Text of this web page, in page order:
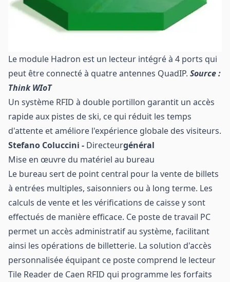
Le module Hadron est un lecteur intégré à 4 ports qui
peut être connecté à quatre antennes QuadIP. Source :
Think WIoT
Un système RFID à double portillon garantit un accès
rapide aux pistes de ski, ce qui réduit les temps
d'attente et améliore l'expérience globale des visiteurs.
Stefano Coluccini - Directeurgénéral
Mise en œuvre du matériel au bureau
Le bureau sert de point central pour la vente de billets
à entrées multiples, saisonniers ou à long terme. Les
calculs de vente et les vérifications de caisse y sont
effectués de manière efficace. Ce poste de travail PC
permet un accès administratif au système, facilitant
ainsi les opérations de billetterie. La solution d'accès
personnalisée équipant ce poste comprend le lecteur
Tile Reader de Caen RFID qui programme les forfaits